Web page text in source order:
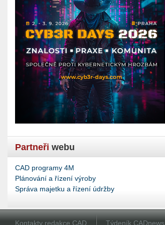
Partneři webu
CAD programy 4M
Plánování a řízení výroby
Správa majetku a řízení údržby
Kontakty redakce CAD Týdeník CADnews